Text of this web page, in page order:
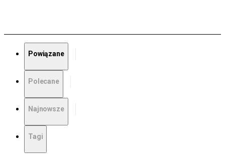
Powiązane
Polecane
Najnowsze
Tagi